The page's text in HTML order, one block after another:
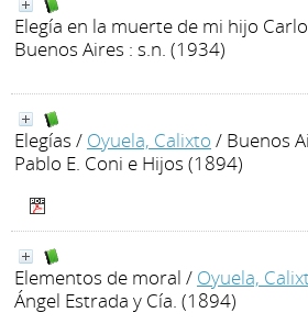
Elegía en la muerte de mi hijo
Buenos Aires : s.n. (1934)
Elegías / Oyuela, Calixto / Buenos
Pablo E. Coni e Hijos (1894)
Elementos de moral / Oyuela,
Ángel Estrada y Cía. (1894)